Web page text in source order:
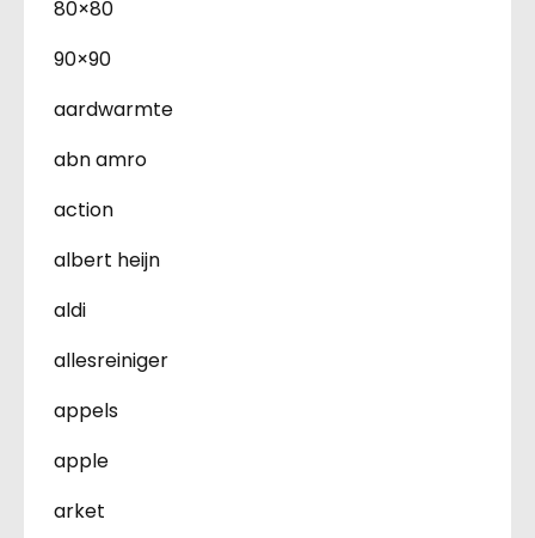
80×80
90×90
aardwarmte
abn amro
action
albert heijn
aldi
allesreiniger
appels
apple
arket